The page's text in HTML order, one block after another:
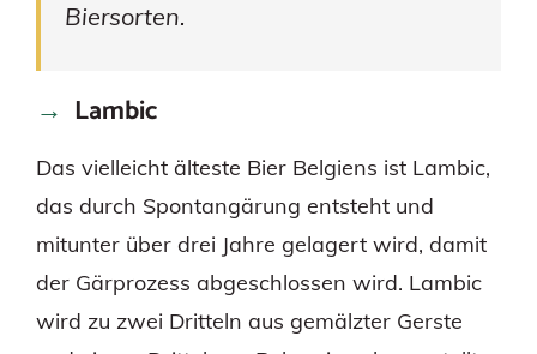
Biersorten.
Lambic
Das vielleicht älteste Bier Belgiens ist Lambic,
das durch Spontangärung entsteht und
mitunter über drei Jahre gelagert wird, damit
der Gärprozess abgeschlossen wird. Lambic
wird zu zwei Dritteln aus gemälzter Gerste